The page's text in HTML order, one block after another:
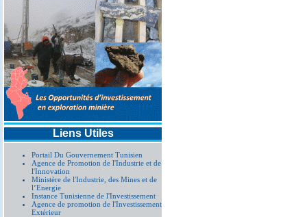
Liens Utiles
Portail Du Gouvernement Tunisien
Agence de Promotion de l'Industrie et de
l'Innovation
Ministère de l'Industrie, des Mines et de
l’Energie
Instance Tunisienne de l'Investissement
Agence de promotion de l'Investissement
Extérieur